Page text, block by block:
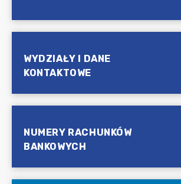
WYDZIAŁY I DANE
KONTAKTOWE
NUMERY RACHUNKÓW
BANKOWYCH